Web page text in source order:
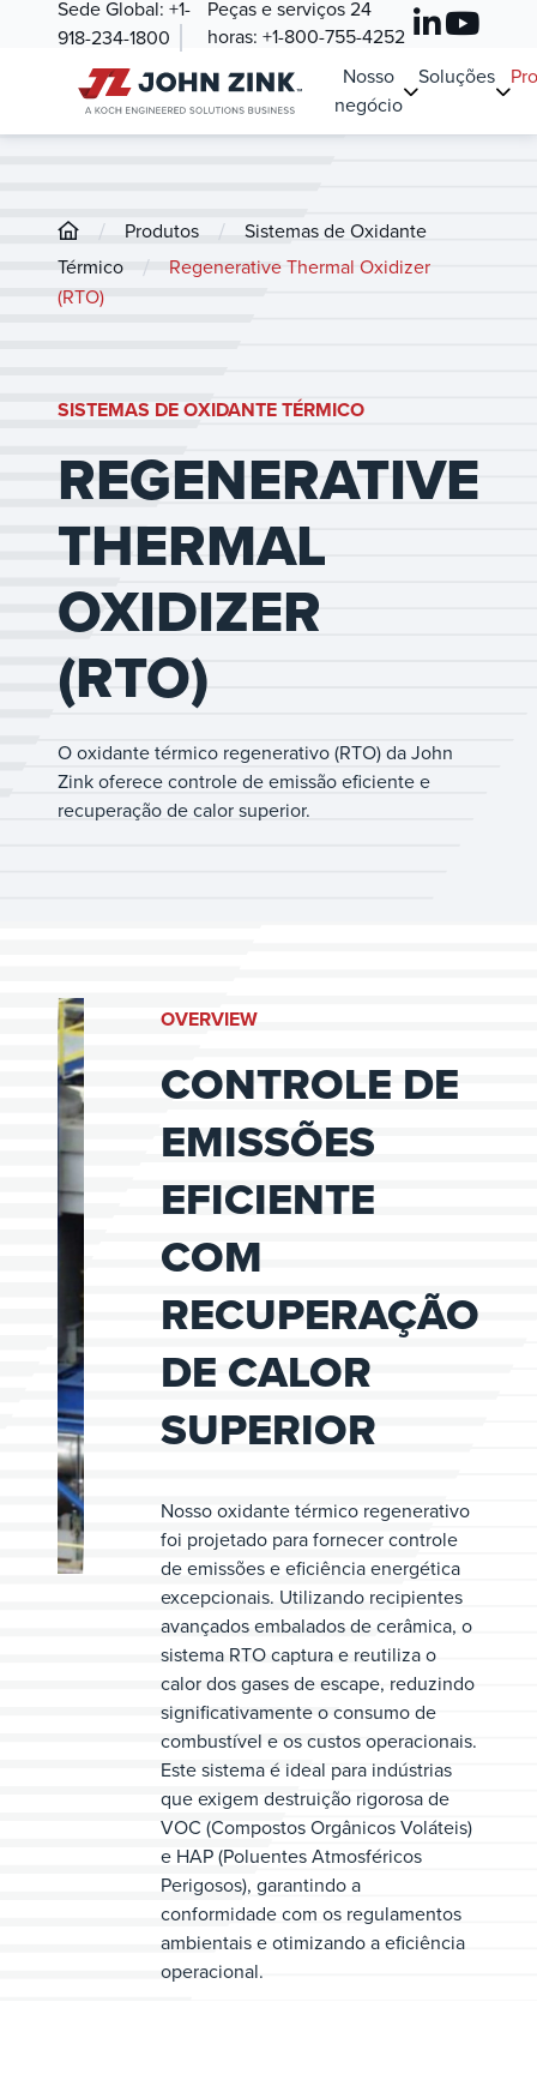
Sede Global: +1-
918-234-1800
Peças e serviços 24
horas:+1-800-755-4252
Nosso
negócio
Soluções
/ Produtos /
Sistemas de Oxidante
Térmico
/
Regenerative Thermal Oxidizer
(RTO)
SISTEMAS DE OXIDANTE TÉRMICO
REGENERATIVE
THERMAL
OXIDIZER
(RTO)
O oxidante térmico regenerativo (RTO) da John
Zink oferece controle de emissão eficiente e
recuperação de calor superior.
OVERVIEW
CONTROLE DE
EMISSÕES
EFICIENTE
COM
RECUPERAÇÃO
DE CALOR
SUPERIOR
Nosso oxidante térmico regenerativo
foi projetado para fornecer controle
de emissões e eficiência energética
excepcionais. Utilizando recipientes
avançados embalados de cerâmica, o
sistema RTO captura e reutiliza o
calor dos gases de escape, reduzindo
significativamente o consumo de
combustível e os custos operacionais.
Este sistema é ideal para indústrias
que exigem destruição rigorosa de
VOC (Compostos Orgânicos Voláteis)
e HAP (Poluentes Atmosféricos
Perigosos), garantindo a
conformidade com os regulamentos
ambientais e otimizando a eficiência
operacional.